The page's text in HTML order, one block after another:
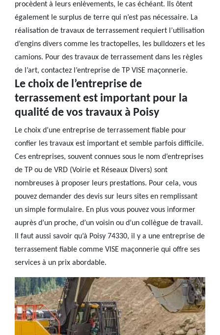
procèdent à leurs enlèvements, le cas échéant. Ils ôtent
également le surplus de terre qui n’est pas nécessaire. La
réalisation de travaux de terrassement requiert l’utilisation
d’engins divers comme les tractopelles, les bulldozers et les
camions. Pour des travaux de terrassement dans les règles
de l’art, contactez l’entreprise de TP VISE maçonnerie.
Le choix de l’entreprise de
terrassement est important pour la
qualité de vos travaux à Poisy
Le choix d’une entreprise de terrassement fiable pour
confier les travaux est important et semble parfois difficile.
Ces entreprises, souvent connues sous le nom d’entreprises
de TP ou de VRD (Voirie et Réseaux Divers) sont
nombreuses à proposer leurs prestations. Pour cela, vous
pouvez demander des devis sur leurs sites en remplissant
un simple formulaire. En plus vous pouvez vous informer
auprès d’un proche, d’un voisin ou d’un collègue de travail.
Il faut aussi savoir qu’à Poisy 74330, il y a une entreprise de
terrassement fiable comme VISE maçonnerie qui offre ses
services à un prix abordable.